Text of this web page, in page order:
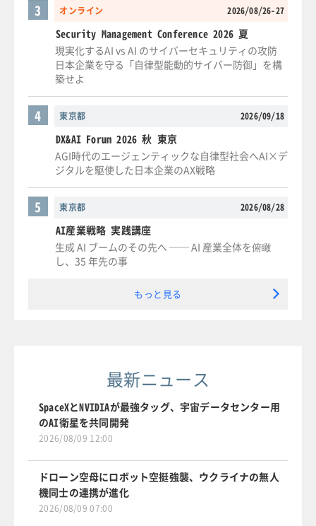
オンライン 2026/08/26-27
3
Security Management Conference 2026 夏
現実化するAI vs AI のサイバーセキュリティの攻防
日本企業を守る「自律型能動的サイバー防御」を構
築せよ
東京都 2026/09/18
4
DX&AI Forum 2026 秋 東京
AGI時代のエージェンティックな自律型社会へAI×デ
ジタルを駆使した日本企業のAX戦略
東京都 2026/08/28
5
AI産業戦略 実践講座
生成 AI ブームのその先へ ── AI 産業全体を俯瞰
し、35 年先の事
もっと見る
最新ニュース
SpaceXとNVIDIAが最強タッグ、宇宙データセンター用
のAI衛星を共同開発
2026/08/09 12:00
ドローン空母にロボット空挺強襲、ウクライナの無人
機同士の連携が進化
2026/08/09 07:00